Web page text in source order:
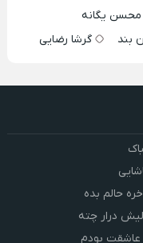
محسن یگانه
بند گرشا رضایی
حالم بده
درار چته
عاشقت بودم